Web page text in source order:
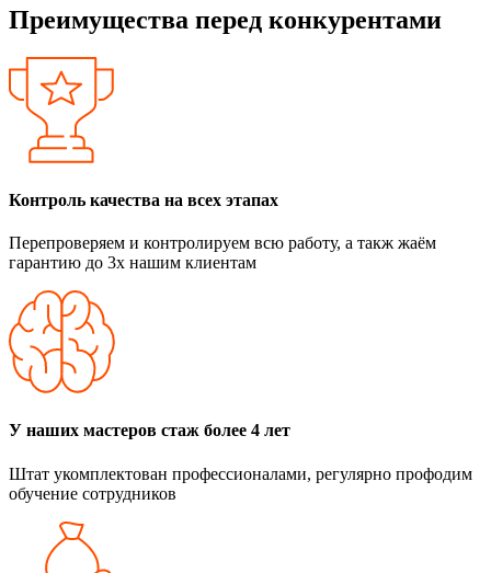
Преимущества перед конкурентами
Контроль качества на всех этапах
Перепроверяем и контролируем всю работу, а такж жаём
гарантию до 3х нашим клиентам
У наших мастеров стаж более 4 лет
Штат укомплектован профессионалами, регулярно профодим
обучение сотрудников